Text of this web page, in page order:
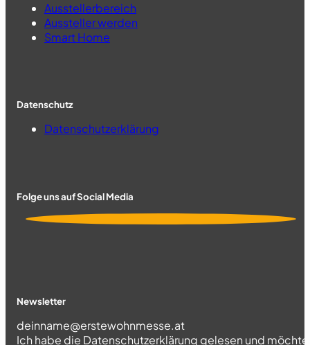
Ausstellerbereich
Aussteller werden
Smart Home
Datenschutz
Datenschutzerklärung
Folge uns auf Social Media
Newsletter
Section
Ich habe die Datenschutzerklärung gelesen und